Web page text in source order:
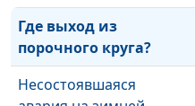
Где выход из
порочного круга?
Несостоявшаяся